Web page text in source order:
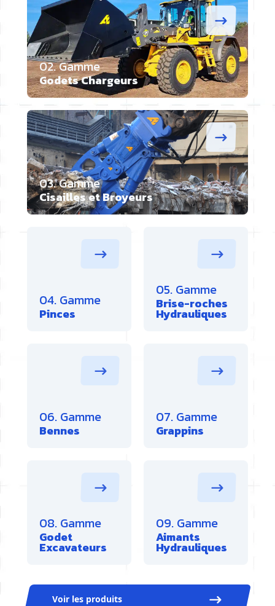
02. Gamme
Godets Chargeurs
03. Gamme
Cisailles et Broyeurs
04. Gamme
Pinces
05. Gamme
Brise-roches
Hydrauliques
06. Gamme
Bennes
07. Gamme
Grappins
08. Gamme
Godet
Excavateurs
09. Gamme
Aimants
Hydrauliques
Voir les produits